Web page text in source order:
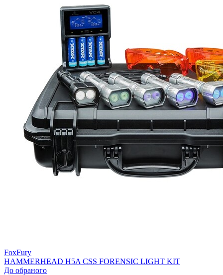
FoxFury
HAMMERHEAD H5A CSS FORENSIC LIGHT KIT
До обраного